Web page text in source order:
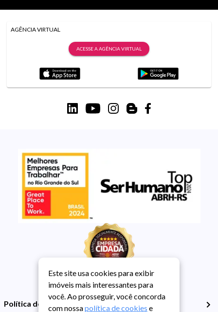
AGÊNCIA VIRTUAL
ACESSE A AGÊNCIA VIRTUAL
Política de Privacidade
Este site usa cookies para exibir
imóveis mais interessantes para
você. Ao prosseguir, você concorda
com nossapolítica de cookies e